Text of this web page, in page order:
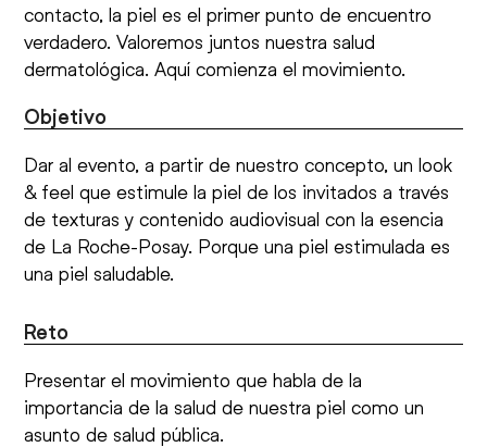
contacto, la piel es el primer punto de encuentro
verdadero. Valoremos juntos nuestra salud
dermatológica. Aquí comienza el movimiento.
Objetivo
Dar al evento, a partir de nuestro concepto, un look
& feel que estimule la piel de los invitados a través
de texturas y contenido audiovisual con la esencia
de La Roche-Posay. Porque una piel estimulada es
una piel saludable.
Reto
Presentar el movimiento que habla de la
importancia de la salud de nuestra piel como un
asunto de salud pública.